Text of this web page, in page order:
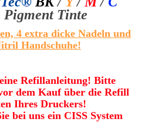
Pigment Tinte
4 extra dicke Nadeln und
Handschuhe!
Refillanleitung! Bitte
dem Kauf über die Refill
Ihres Druckers!
bei uns ein CISS System